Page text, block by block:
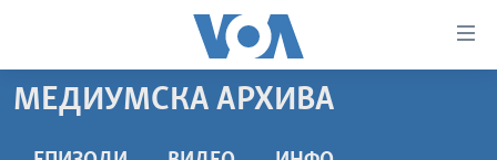
пристапност
ДОМА
МЕДИУМСКА АРХИВА